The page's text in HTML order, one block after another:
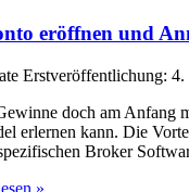
eröffnen und
Erstveröffentlichung: 4.
doch am Anfang
erlernen kann. Die
Broker
»